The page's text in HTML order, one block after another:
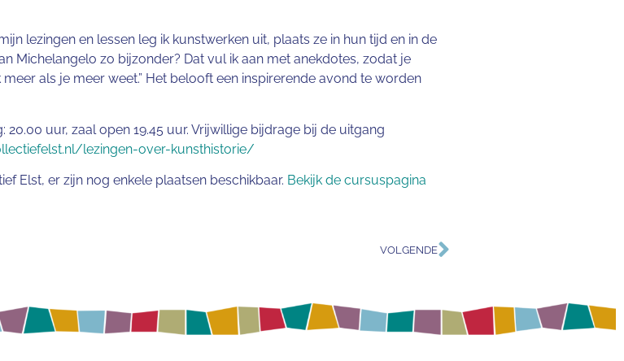
lezingen en lessen leg ik kunstwerken uit, plaats ze in hun tijd en in de
Michelangelo zo bijzonder? Dat vul ik aan met anekdotes, zodat je
als je meer weet.” Het belooft een inspirerende avond te worden
uur, zaal open 19.45 uur. Vrijwillige bijdrage bij de uitgang
lezingen-over-kunsthistorie/
Elst, er zijn nog enkele plaatsen beschikbaar. Bekijk de cursuspagina
VOLGENDE